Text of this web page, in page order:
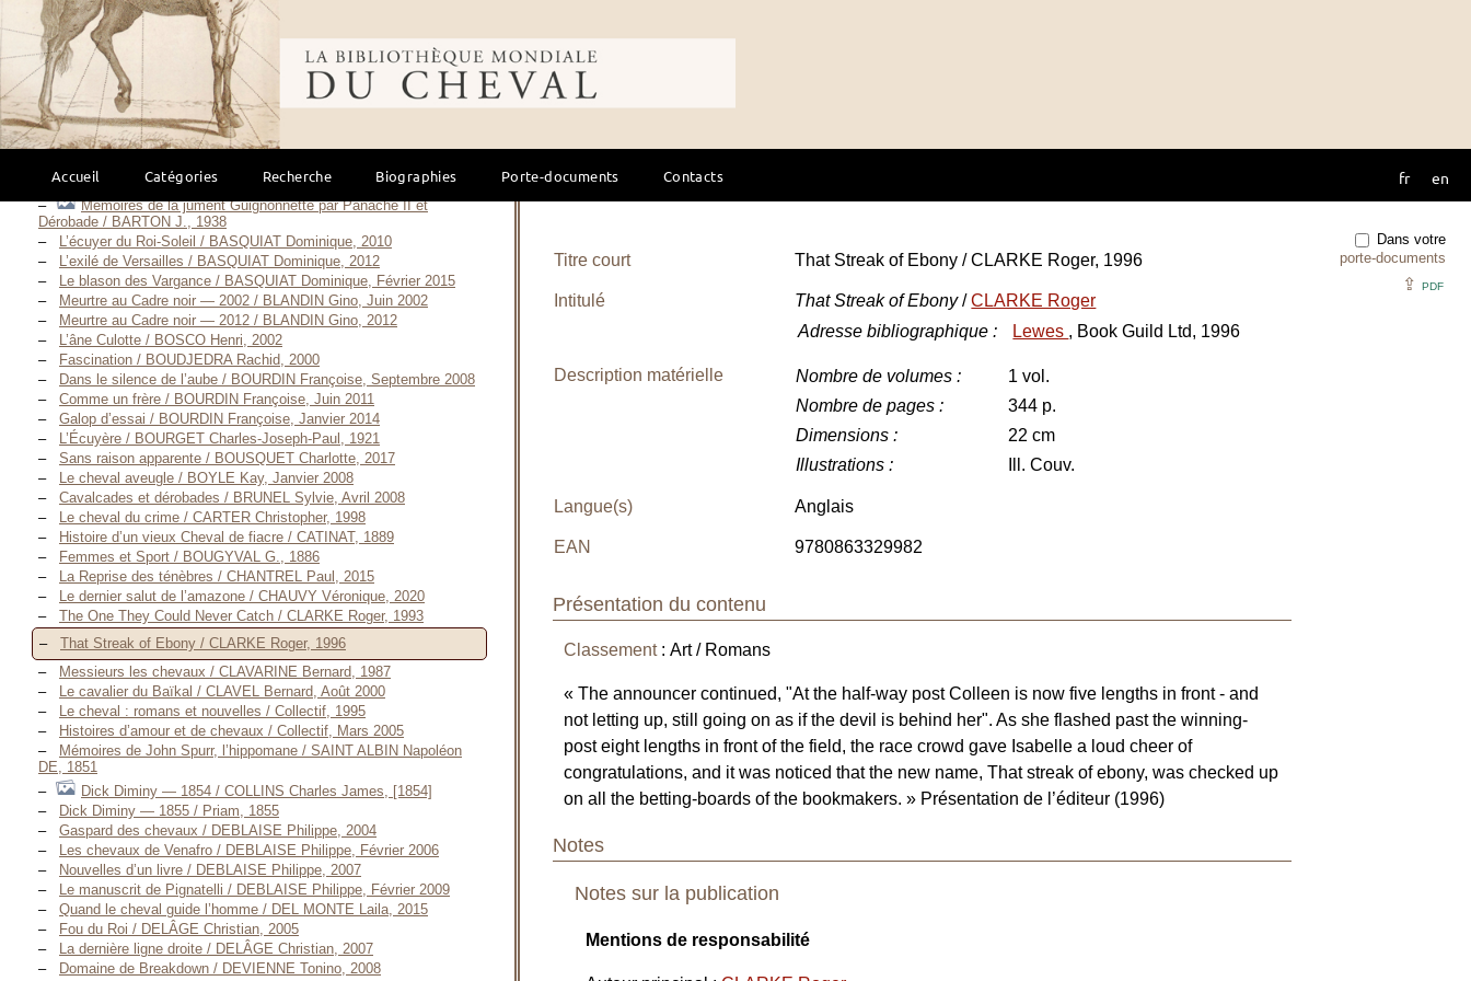
Bibliothèque mondiale du cheval
Accueil Catégories Recherche Biographies Porte-documents Contacts fr en
Romans(158)
Les Chevaux de l’adolescence / ANDERSON Sherwood, 2006
Le Roman d’un Cheval / AUDIGIER Camille, 1897
Mémoires d’un Cheval (d’Iéna à Waterloo) / AUDIGIER Camille,
S. D. [1905]
La jument verte (poche) / AYMÉ Marcel, Juin 2004
Adieu Goulsary / AÏTMATOV Tchinguiz, 2012
Les cogne-trottoirs / BARTABAS, 2026
Mémoires de la jument Guignonnette par Panache II et
Dérobade / BARTON J., 1938
L’écuyer du Roi-Soleil / BASQUIAT Dominique, 2010
L’exilé de Versailles / BASQUIAT Dominique, 2012
Le blason des Vargance / BASQUIAT Dominique, Février 2015
Meurtre au Cadre noir — 2002 / BLANDIN Gino, Juin 2002
Meurtre au Cadre noir — 2012 / BLANDIN Gino, 2012
L’âne Culotte / BOSCO Henri, 2002
Fascination / BOUDJEDRA Rachid, 2000
Dans le silence de l’aube / BOURDIN Françoise, Septembre 2008
Comme un frère / BOURDIN Françoise, Juin 2011
Galop d’essai / BOURDIN Françoise, Janvier 2014
L’Écuyère / BOURGET Charles-Joseph-Paul, 1921
Sans raison apparente / BOUSQUET Charlotte, 2017
Le cheval aveugle / BOYLE Kay, Janvier 2008
Cavalcades et dérobades / BRUNEL Sylvie, Avril 2008
Le cheval du crime / CARTER Christopher, 1998
Histoire d’un vieux Cheval de fiacre / CATINAT, 1889
Femmes et Sport / BOUGYVAL G., 1886
La Reprise des ténèbres / CHANTREL Paul, 2015
Le dernier salut de l’amazone / CHAUVY Véronique, 2020
The One They Could Never Catch / CLARKE Roger, 1993
That Streak of Ebony / CLARKE Roger, 1996
Messieurs les chevaux / CLAVARINE Bernard, 1987
Le cavalier du Baïkal / CLAVEL Bernard, Août 2000
Le cheval : romans et nouvelles / Collectif, 1995
Histoires d’amour et de chevaux / Collectif, Mars 2005
Mémoires de John Spurr, l’hippomane / SAINT ALBIN Napoléon
DE, 1851
Dick Diminy — 1854 / COLLINS Charles James, [1854]
Dick Diminy — 1855 / Priam, 1855
Gaspard des chevaux / DEBLAISE Philippe, 2004
Les chevaux de Venafro / DEBLAISE Philippe, Février 2006
Nouvelles d’un livre / DEBLAISE Philippe, 2007
Le manuscrit de Pignatelli / DEBLAISE Philippe, Février 2009
Quand le cheval guide l’homme / DEL MONTE Laila, 2015
Fou du Roi / DELÂGE Christian, 2005
La dernière ligne droite / DELÂGE Christian, 2007
Domaine de Breakdown / DEVIENNE Tonino, 2008
Dans votre
porte-documents
⇪ PDF
Titre court That Streak of Ebony / CLARKE Roger, 1996
Intitulé That Streak of Ebony/CLARKE Roger
Adresse bibliographique : Lewes , Book Guild Ltd, 1996
Description matérielle Nombre de volumes :
1 vol.
Nombre de pages :
344 p.
Dimensions :
22 cm
Illustrations : Ill. Couv.
Langue(s) Anglais
EAN 9780863329982
Présentation du contenu
Classement: Art / Romans
« The announcer continued, "At the half-way post Colleen is now five lengths in front - and
not letting up, still going on as if the devil is behind her". As she flashed past the winning-
post eight lengths in front of the field, the race crowd gave Isabelle a loud cheer of
congratulations, and it was noticed that the new name, That streak of ebony, was checked up
on all the betting-boards of the bookmakers. » Présentation de l’éditeur (1996)
Notes
Notes sur la publication
Mentions de responsabilité